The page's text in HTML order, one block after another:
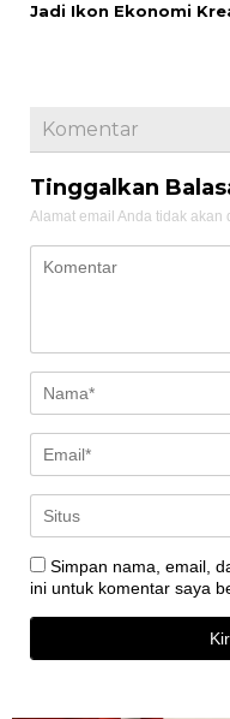
Jadi Ikon Ekonomi
Komentar
Tinggalkan
Alamat email Anda tidak akan
Simpan nama, email,
ini untuk komentar saya